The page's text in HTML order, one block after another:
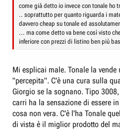
come già detto io invece con tonale ho
.. soprattutto per quanto riguarda i
davvero cheap su tonale ed
... ma come detto va bene così visto
inferiore con prezzi di listino ben più
Mi esplicai male. Tonale la vende
"percepita". C'è una cura sulla
Giorgio se la sognano. Tipo
carri ha la sensazione di essere
cosa non vera. C'è l'ha Tonale
di vista è il miglior prodotto del